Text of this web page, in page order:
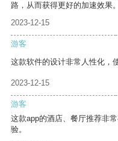
路，从而获得更好的加速效果。
2023-12-15
游客
这款软件的设计非常人性化，
2023-12-15
游客
这款app的酒店、餐厅推荐非
验。